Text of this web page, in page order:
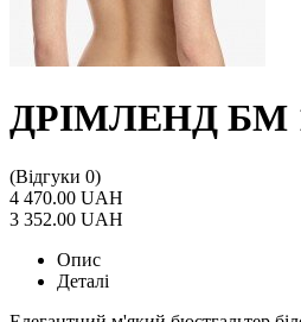
ДРІМЛЕНД БМ
(Відгуки 0)
4 470.00 UAH
3 352.00 UAH
Опис
Деталі